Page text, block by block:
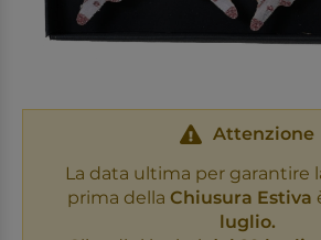
Attenzione
La data ultima per garantire
prima della Chiusura Estiva
luglio.